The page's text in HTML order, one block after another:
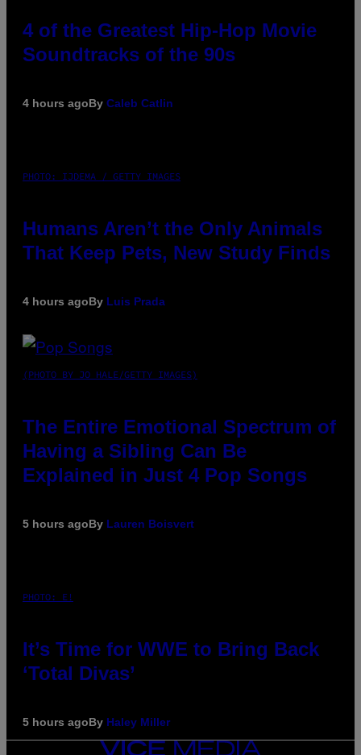
4 of the Greatest Hip-Hop Movie
Soundtracks of the 90s
4 hours agoBy Caleb Catlin
PHOTO: IJDEMA / GETTY IMAGES
Humans Aren’t the Only Animals
That Keep Pets, New Study Finds
4 hours agoBy Luis Prada
(PHOTO BY JO HALE/GETTY IMAGES)
The Entire Emotional Spectrum of
Having a Sibling Can Be
Explained in Just 4 Pop Songs
5 hours agoBy Lauren Boisvert
PHOTO: E!
It’s Time for WWE to Bring Back
‘Total Divas’
5 hours agoBy Haley Miller
VICE